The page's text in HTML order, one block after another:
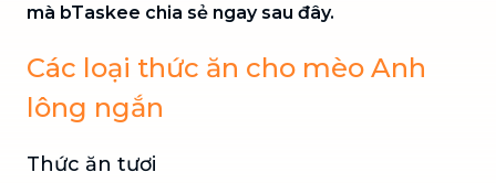
mà bTaskee chia sẻ ngay sau đây.
Các loại thức ăn cho mèo Anh
lông ngắn
Thức ăn tươi